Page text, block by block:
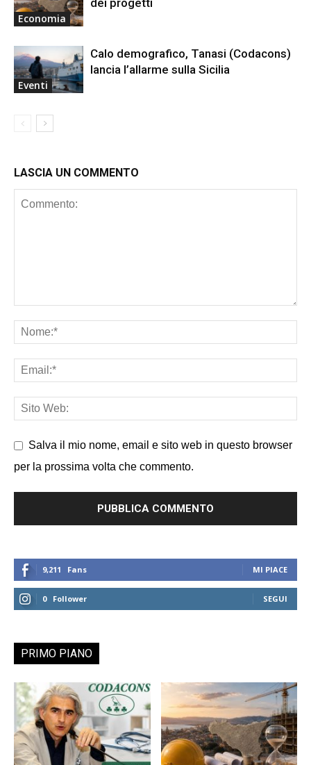
Economia
Eventi
Calo demografico, Tanasi (Codacons)
lancia l’allarme sulla Sicilia
LASCIA UN COMMENTO
Salva il mio nome, email e sito web in questo browser
per la prossima volta che commento.
9,211 Fans MI PIACE
0 Follower SEGUI
PRIMO PIANO